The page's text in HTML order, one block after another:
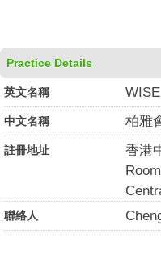
Practice Details
英文名稱
中文名稱 柏雅
註冊地址
香港
聯絡人